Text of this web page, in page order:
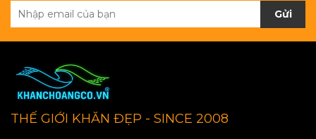
Gửi
THẾ GIỚI KHĂN ĐẸP - SINCE 2008